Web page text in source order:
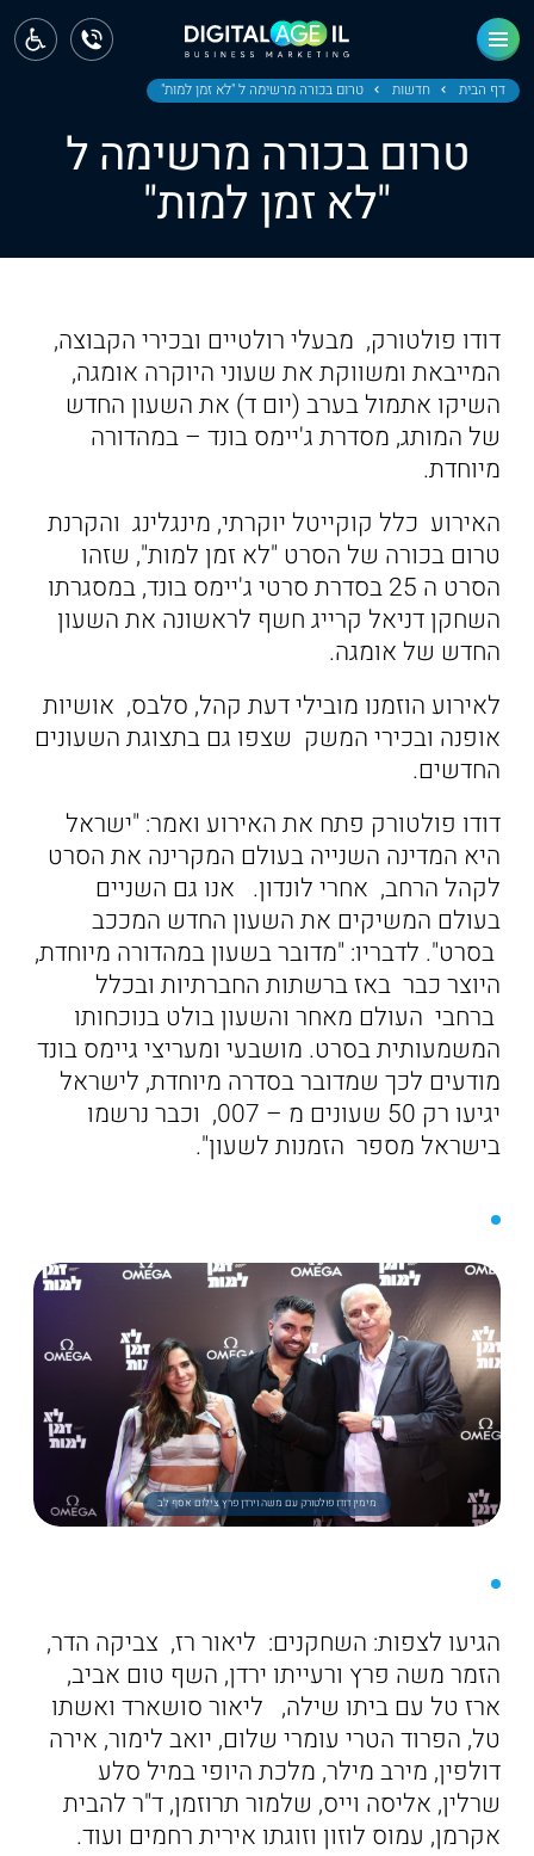
דף הבית חדשות טרום בכורה מרשימה ל "לא זמן למות"
טרום בכורה מרשימה ל
"לא זמן למות"
דודו פולטורק, מבעלי רולטיים ובכירי הקבוצה,
המייבאת ומשווקת את שעוני היוקרה אומגה,
השיקו אתמול בערב (יום ד) את השעון החדש
של המותג, מסדרת ג'יימס בונד – במהדורה
מיוחדת.
האירוע כלל קוקייטל יוקרתי, מינגלינג והקרנת
טרום בכורה של הסרט "לא זמן למות", שזהו
הסרט ה 25 בסדרת סרטי ג'יימס בונד, במסגרתו
השחקן דניאל קרייג חשף לראשונה את השעון
החדש של אומגה.
לאירוע הוזמנו מובילי דעת קהל, סלבס, אושיות
אופנה ובכירי המשק שצפו גם בתצוגת השעונים
החדשים.
דודו פולטורק פתח את האירוע ואמר: "ישראל
היא המדינה השנייה בעולם המקרינה את הסרט
לקהל הרחב, אחרי לונדון. אנו גם השניים
בעולם המשיקים את השעון החדש המככב
בסרט". לדבריו: "מדובר בשעון במהדורה מיוחדת,
היוצר כבר באז ברשתות החברתיות ובכלל
ברחבי העולם מאחר והשעון בולט בנוכחותו
המשמעותית בסרט. מושבעי ומעריצי גיימס בונד
מודעים לכך שמדובר בסדרה מיוחדת, לישראל
יגיעו רק 50 שעונים מ – 007, וכבר נרשמו
בישראל מספר הזמנות לשעון".
מימין דודו פולטורק עם משה וירדן פרץ צילום אסף לב
הגיעו לצפות: השחקנים: ליאור רז, צביקה הדר,
הזמר משה פרץ ורעייתו ירדן, השף טום אביב,
ארז טל עם ביתו שילה, ליאור סושארד ואשתו
טל, הפרוד הטרי עומרי שלום, יואב לימור, אירה
דולפין, מירב מילר, מלכת היופי במיל סלע
שרלין, אליסה וייס, שלמור תרוזמן, ד"ר להבית
אקרמן, עמוס לוזון וזוגתו אירית רחמים ועוד.
ראשי
חדשות
מחוז צפון
מחוז חיפה
מחוז מרכז
ירושלים
תל אביב